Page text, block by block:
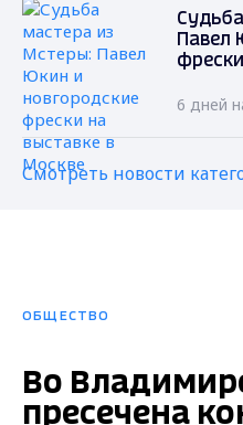
Павел
6 дней
Смотреть новости
ОБЩЕСТВО
Во
пресечена